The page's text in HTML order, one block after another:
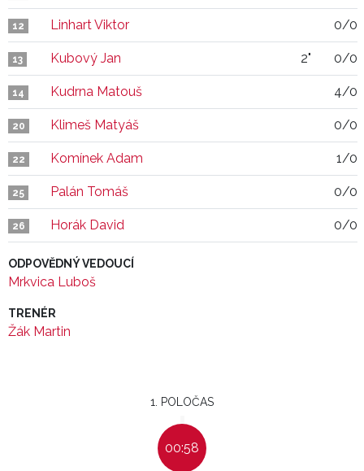
12 Linhart Viktor 0/0
13 Kubový Jan 2" 0/0
14 Kudrna Matouš 4/0
20 Klimeš Matyáš 0/0
22 Komínek Adam 1/0
25 Palán Tomáš 0/0
26 Horák David 0/0
ODPOVĚDNÝ VEDOUCÍ
Mrkvica Luboš
TRENÉR
Žák Martin
1. POLOČAS
00:58